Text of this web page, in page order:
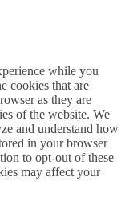
while you
cookies that are
as they are
of the website. We
and understand how
in your browser
to opt-out of these
may affect your